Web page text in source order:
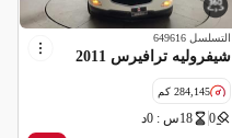
التسلسل 649616
شيفروليه ترافيرس 2011
284,145 كم
0 18س : 0د